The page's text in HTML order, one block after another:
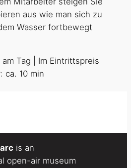
aus wie man sich zu
Wasser fortbewegt
Tag | Im Eintrittspreis
ca. 10 min
is an
open-air museum